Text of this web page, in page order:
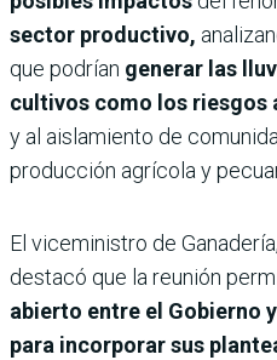
sector productivo,
que podrían generar las
cultivos como los riesgos
y al aislamiento de
producción agrícola y
El viceministro de Ganadería,
destacó que la reunión
abierto entre el Gobierno
para incorporar sus